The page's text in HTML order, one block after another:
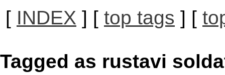
[ INDEX ] [ top tags ] [
Tagged as rustavi